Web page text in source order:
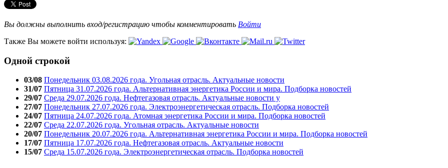
Вы должны выполнить вход/регистрацию чтобы комментировать Войти
Также Вы можете войти используя:
Одной строкой
03/08 Понедельник 03.08.2026 года. Угольная отрасль. Актуальные новости
31/07 Пятница 31.07.2026 года. Альтернативная энергетика России и мира. Подборка новостей
29/07 Среда 29.07.2026 года. Нефтегазовая отрасль. Актуальные новости у
27/07 Понедельник 27.07.2026 года. Электроэнергетическая отрасль. Подборка новостей
24/07 Пятница 24.07.2026 года. Атомная энергетика России и мира. Подборка новостей
22/07 Среда 22.07.2026 года. Угольная отрасль. Актуальные новости
20/07 Понедельник 20.07.2026 года. Альтернативная энергетика России и мира. Подборка новостей
17/07 Пятница 17.07.2026 года. Нефтегазовая отрасль. Актуальные новости
15/07 Среда 15.07.2026 года. Электроэнергетическая отрасль. Подборка новостей